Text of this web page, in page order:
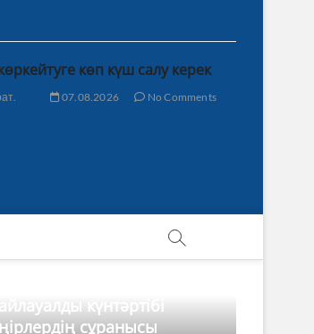
көп күш салу керек
07.08.2026 No Comments
күнтәртібі
сұранысы